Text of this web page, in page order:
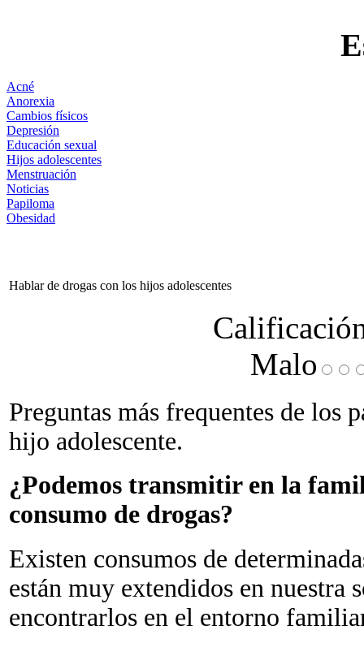
Acné
Anorexia
Cambios físicos
Depresión
Educación sexual
Hijos adolescentes
Menstruación
Noticias
Papiloma
Obesidad
Hablar de drogas con los hijos adolescentes
Malo
Preguntas más frequentes de los
hijo adolescente.
¿Podemos transmitir en la
consumo de drogas?
Existen consumos de
están muy extendidos en nuestra
encontrarlos en el entorno